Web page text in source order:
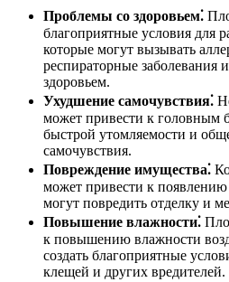
Проблемы со здоровьем⁚
благоприятные условия для
которые могут вызывать
респираторные заболевания
здоровьем.
Ухудшение самочувствия⁚
может привести к головным
быстрой утомляемости и
самочувствия.
Повреждение имущества⁚
может привести к
могут повредить отделку и
Повышение влажности⁚
к повышению влажности
создать благоприятные
клещей и других вредителей.